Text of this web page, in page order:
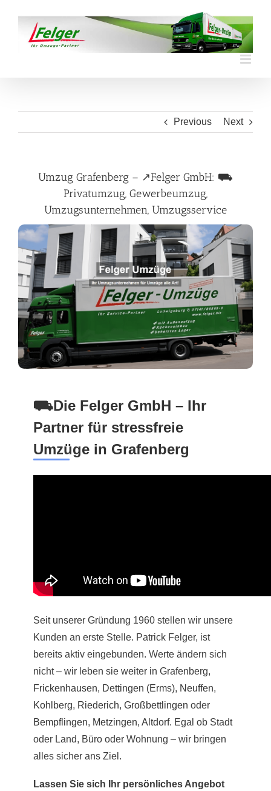
content
Previous Next
Umzug Grafenberg – ↗️Felger GmbH: ⛟
Privatumzug, Gewerbeumzug,
Umzugsunternehmen, Umzugsservice
⛟Die Felger GmbH – Ihr
Partner für stressfreie
Umzüge in Grafenberg
Seit unserer Gründung 1960 stellen wir unsere
Kunden an erste Stelle. Patrick Felger, ist
bereits aktiv eingebunden. Werte ändern sich
nicht – wir leben sie weiter in Grafenberg,
Frickenhausen, Dettingen (Erms), Neuffen,
Kohlberg, Riederich, Großbettlingen oder
Bempflingen, Metzingen, Altdorf. Egal ob Stadt
oder Land, Büro oder Wohnung – wir bringen
alles sicher ans Ziel.
Lassen Sie sich Ihr persönliches Angebot